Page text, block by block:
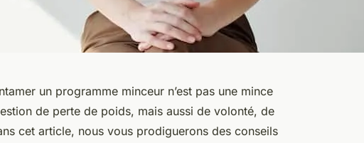
un programme minceur n’est pas une mince
de perte de poids, mais aussi de volonté, de
cet article, nous vous prodiguerons des conseils